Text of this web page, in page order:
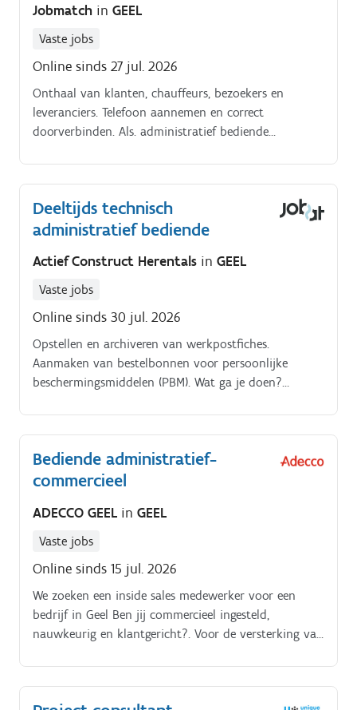
Jobmatch in GEEL
Vaste jobs
Online sinds 27 jul. 2026
Onthaal van klanten, chauffeurs, bezoekers en
leveranciers. Telefoon aannemen en correct
doorverbinden. Als. administratief bediende
Deeltijds technisch
administratief bediende
Actief Construct Herentals in GEEL
Vaste jobs
Online sinds 30 jul. 2026
Opstellen en archiveren van werkpostfiches.
Aanmaken van bestelbonnen voor persoonlijke
beschermingsmiddelen (PBM). Wat ga je doen?
Bediende administratief-
commercieel
ADECCO GEEL in GEEL
Vaste jobs
Online sinds 15 jul. 2026
We zoeken een inside sales medewerker voor een
bedrijf in Geel Ben jij commercieel ingesteld,
nauwkeurig en klantgericht?. Voor de versterking van
Inside Sales Medewerker In deze functie ben je het
eerste aanspreekpunt voor klanten en zorg je voor